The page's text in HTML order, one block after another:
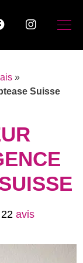
»
Suisse
22 avis